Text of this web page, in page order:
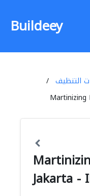
Buildeey
التنظيف
Martinizing
Jakarta -